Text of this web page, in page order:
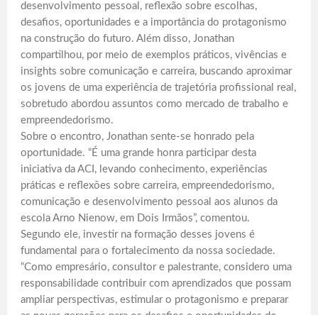
desenvolvimento pessoal, reflexão sobre escolhas,
desafios, oportunidades e a importância do protagonismo
na construção do futuro. Além disso, Jonathan
compartilhou, por meio de exemplos práticos, vivências e
insights sobre comunicação e carreira, buscando aproximar
os jovens de uma experiência de trajetória profissional real,
sobretudo abordou assuntos como mercado de trabalho e
empreendedorismo.
Sobre o encontro, Jonathan sente-se honrado pela
oportunidade. “É uma grande honra participar desta
iniciativa da ACI, levando conhecimento, experiências
práticas e reflexões sobre carreira, empreendedorismo,
comunicação e desenvolvimento pessoal aos alunos da
escola Arno Nienow, em Dois Irmãos”, comentou.
Segundo ele, investir na formação desses jovens é
fundamental para o fortalecimento da nossa sociedade.
“Como empresário, consultor e palestrante, considero uma
responsabilidade contribuir com aprendizados que possam
ampliar perspectivas, estimular o protagonismo e preparar